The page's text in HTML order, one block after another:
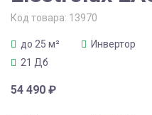
Код товара: 13970
до 25 м²
Инвертор
21 Дб
54 490 ₽